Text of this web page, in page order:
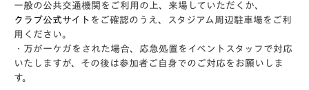
一般の公共交通機関をご利用の上、来場していただくか、
クラブ公式サイト をご確認のうえ、スタジアム周辺駐車場をご利
用ください。
・万が一ケガをされた場合、応急処置をイベントスタッフで対応
いたしますが、その後は参加者ご自身でのご対応をお願いしま
す。